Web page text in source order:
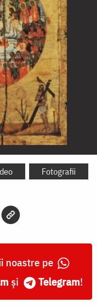
Fotografii
noastre pe
și Telegram!